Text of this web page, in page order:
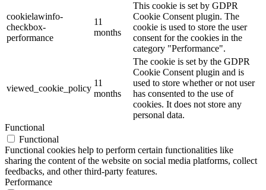
cookielawinfo-
checkbox-
performance
11
months
This cookie is set by GDPR
Cookie Consent plugin. The
cookie is used to store the user
consent for the cookies in the
category "Performance".
viewed_cookie_policy
11
months
The cookie is set by the GDPR
Cookie Consent plugin and is
used to store whether or not user
has consented to the use of
cookies. It does not store any
personal data.
Functional
Functional
Functional cookies help to perform certain functionalities like
sharing the content of the website on social media platforms, collect
feedbacks, and other third-party features.
Performance